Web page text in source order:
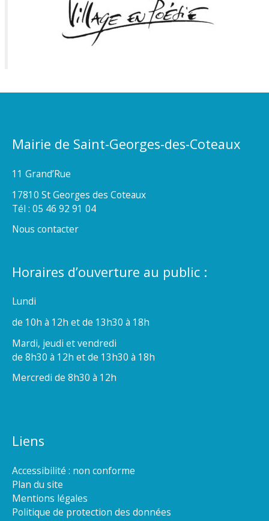
Mairie de Saint-Georges-des-Coteaux
11 Grand’Rue
17810 St Georges des Coteaux
Tél : 05 46 92 91 04
Nous contacter
Horaires d’ouverture au public :
Lundi
de 10h à 12h et de 13h30 à 18h
Mardi, jeudi et vendredi
de 8h30 à 12h et de 13h30 à 18h
Mercredi de 8h30 à 12h
Liens
Accessibilité : non conforme
Plan du site
Mentions légales
Politique de protection des données